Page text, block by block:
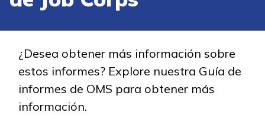
Habilidades académicas
Estudiar
Programas de
¿Desea obtener más información sobre
estos informes? Explore nuestra Guía de
informes de OMS para obtener más
información.